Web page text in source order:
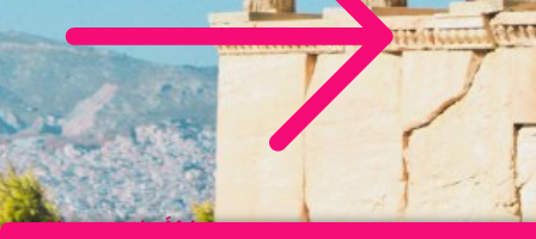
Ver post de África